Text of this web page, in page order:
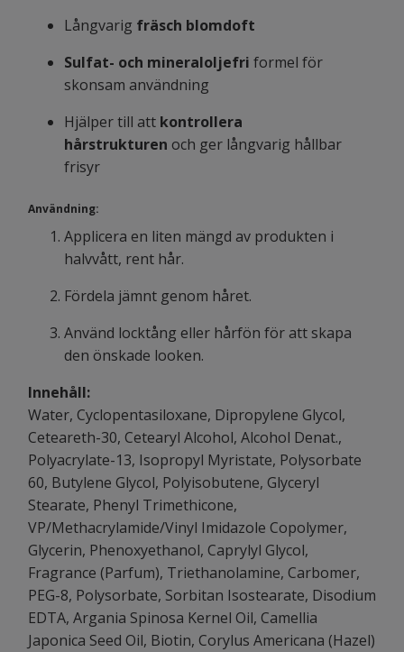
Långvarig fräsch blomdoft
Sulfat- och mineraloljefri formel för
skonsam användning
Hjälper till att kontrollera
hårstrukturen och ger långvarig hållbar
frisyr
Användning:
Applicera en liten mängd av produkten i
halvvått, rent hår.
Fördela jämnt genom håret.
Använd locktång eller hårfön för att skapa
den önskade looken.
Innehåll:
Water, Cyclopentasiloxane, Dipropylene Glycol,
Ceteareth-30, Cetearyl Alcohol, Alcohol Denat.,
Polyacrylate-13, Isopropyl Myristate, Polysorbate
60, Butylene Glycol, Polyisobutene, Glyceryl
Stearate, Phenyl Trimethicone,
VP/Methacrylamide/Vinyl Imidazole Copolymer,
Glycerin, Phenoxyethanol, Caprylyl Glycol,
Fragrance (Parfum), Triethanolamine, Carbomer,
PEG-8, Polysorbate, Sorbitan Isostearate, Disodium
EDTA, Argania Spinosa Kernel Oil, Camellia
Japonica Seed Oil, Biotin, Corylus Americana (Hazel)